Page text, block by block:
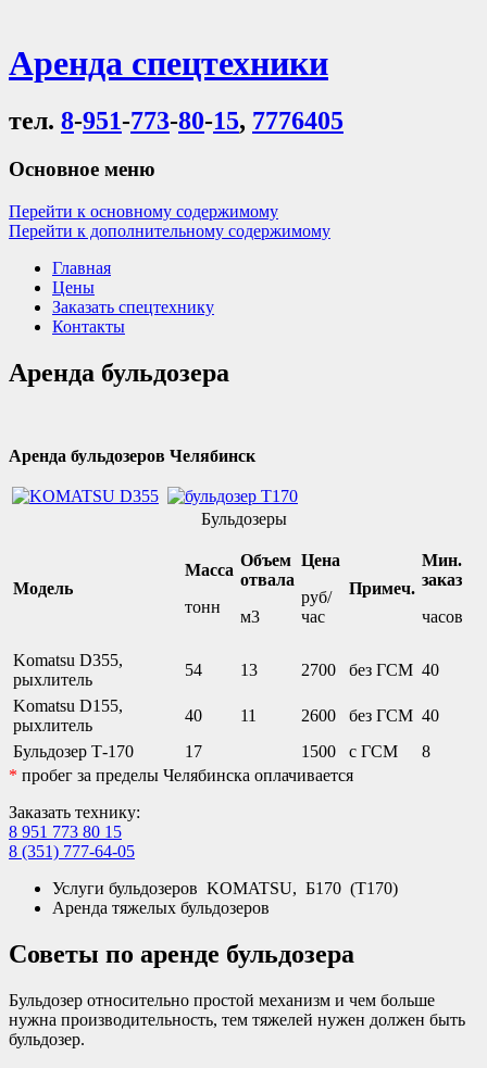
Аренда спецтехники
тел. 8-951-773-80-15, 7776405
Основное меню
Перейти к основному содержимому
Перейти к дополнительному содержимому
Главная
Цены
Заказать спецтехнику
Контакты
Аренда бульдозера
Аренда бульдозеров Челябинск
Бульдозеры
Модель
Масса
тонн
Объем
отвала
м3
Цена
руб/
час
Примеч.
Мин.
заказ
часов
Komatsu D355,
рыхлитель
54 13 2700 без ГСМ 40
Komatsu D155,
рыхлитель
40 11 2600 без ГСМ 40
Бульдозер Т-170
17 1500 с ГСМ
8
* пробег за пределы Челябинска оплачивается
Заказать технику:
8 951 773 80 15
8 (351) 777-64-05
Услуги бульдозеров KOMATSU, Б170 (Т170)
Аренда тяжелых бульдозеров
Советы по аренде бульдозера
Бульдозер относительно простой механизм и чем больше
нужна производительность, тем тяжелей нужен должен быть
бульдозер.